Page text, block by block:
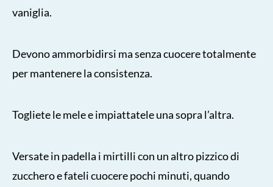
vaniglia.
Devono ammorbidirsi ma senza cuocere totalmente
per mantenere la consistenza.
Togliete le mele e impiattatele una sopra l’altra.
Versate in padella i mirtilli con un altro pizzico di
zucchero e fateli cuocere pochi minuti, quando